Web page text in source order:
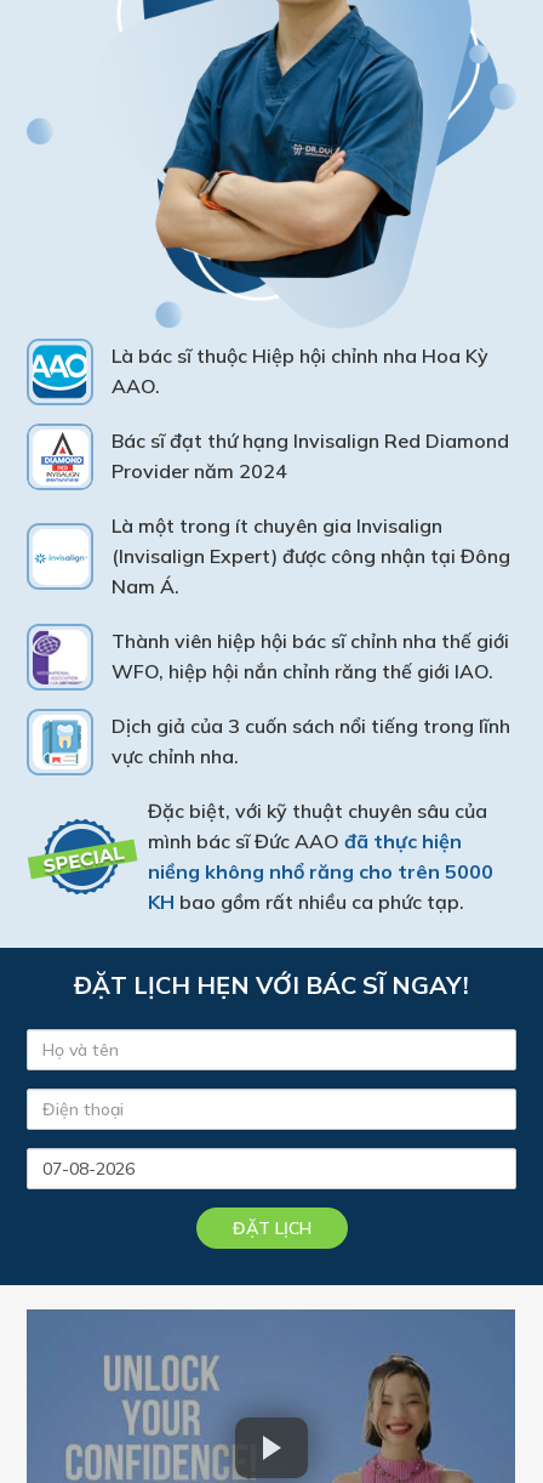
Là bác sĩ thuộc Hiệp hội chỉnh nha Hoa Kỳ
AAO.
Bác sĩ đạt thứ hạng Invisalign Red Diamond
Provider năm 2024
Là một trong ít chuyên gia Invisalign
(Invisalign Expert) được công nhận tại Đông
Nam Á.
Thành viên hiệp hội bác sĩ chỉnh nha thế giới
WFO, hiệp hội nắn chỉnh răng thế giới IAO.
Dịch giả của 3 cuốn sách nổi tiếng trong lĩnh
vực chỉnh nha.
Đặc biệt, với kỹ thuật chuyên sâu của
mình bác sĩ Đức AAOđã thực hiện
niềng không nhổ răng cho trên 5000
KH bao gồm rất nhiều ca phức tạp.
ĐẶT LỊCH HẸN VỚI BÁC SĨ NGAY!